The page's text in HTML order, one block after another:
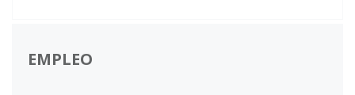
EMPLEO